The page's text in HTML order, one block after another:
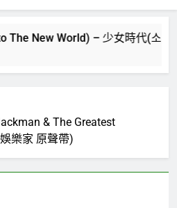
World) – 少女時代(소녀시대
& The Greatest
樂家 原聲帶)